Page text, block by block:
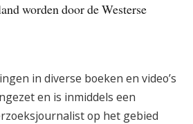
worden door de Westerse
in diverse boeken en video’s
en is inmiddels een
op het gebied